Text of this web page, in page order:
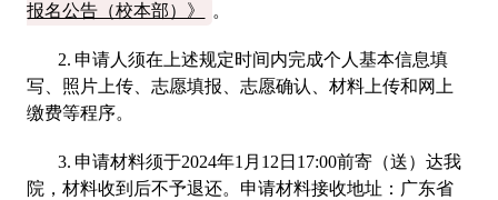
报名公告（校本部）》
。
2. 申请人须在上述规定时间内完成个人基本信息填
写、照片上传、志愿填报、志愿确认、材料上传和网上
缴费等程序。
3. 申请材料须于2024年1月12日17:00前寄（送）达我
院，材料收到后不予退还。申请材料接收地址：广东省